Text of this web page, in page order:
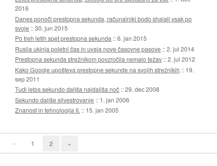
2016
Danes ponoči prestopna sekunda, računalniki bodo shajali vsak po
svoje ::30. jun 2015
Po treh letih spet prestopna sekunda ::6. jan 2015
Rusija ukinja poletni čas in uvaja nove časovne pasove ::2. jul 2014
Prestopna sekunda strežnikom povzročila nemalo težav ::2. jul 2012
Kako Google upošteva prestopne sekunde na svojih strežnikih :: 19.
sep 2011
Tudi letos sekundo daljša najdaljša noč ::29. dec 2008
Sekundo daljše silvestrovanje :: 1. jan 2006
Znanost in tehnologija II. :: 15. jan 2005
« 1 2 »